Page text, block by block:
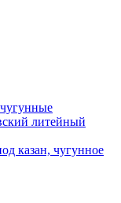
литейный
казан, чугунное